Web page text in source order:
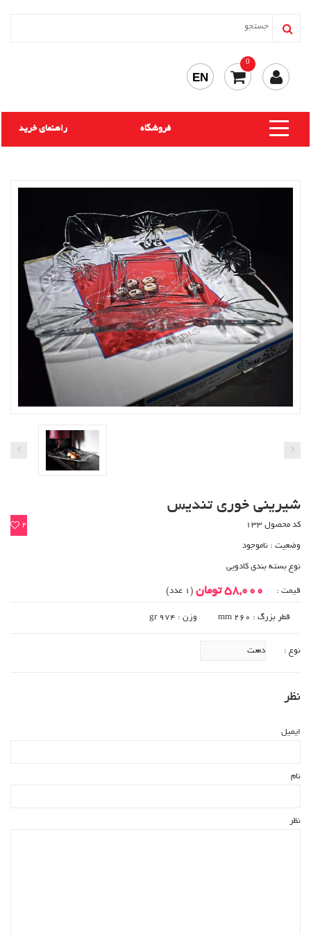
0
EN
راهنمای خرید فروشگاه
شیرینی خوری تندیس
2 کد محصول 133
وضعیت : ناموجود
نوع بسته بندی کادویی
قیمت : 58,000 تومان (1 عدد)
قطر بزرگ : mm 260 وزن : gr 974
نوع :
نظر
ایمیل
نام
نظر